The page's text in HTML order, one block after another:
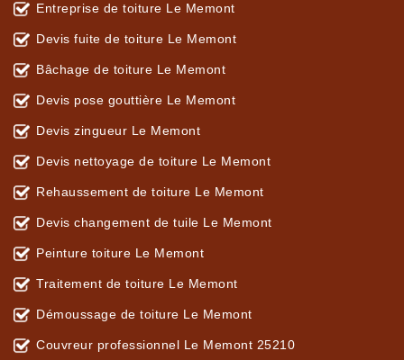
Entreprise de toiture Le Memont
Devis fuite de toiture Le Memont
Bâchage de toiture Le Memont
Devis pose gouttière Le Memont
Devis zingueur Le Memont
Devis nettoyage de toiture Le Memont
Rehaussement de toiture Le Memont
Devis changement de tuile Le Memont
Peinture toiture Le Memont
Traitement de toiture Le Memont
Démoussage de toiture Le Memont
Couvreur professionnel Le Memont 25210